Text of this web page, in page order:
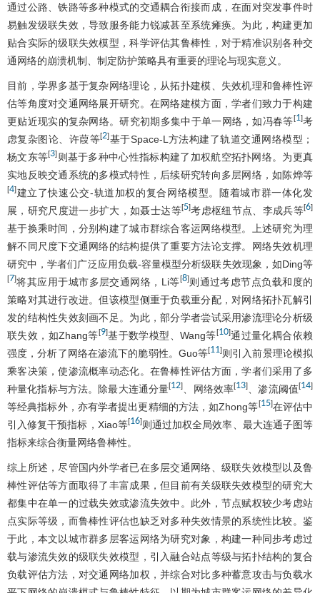
通过公路、铁路等多种模式的交通耦合衔接而成，在面对突发事件时
易触发级联失效，导致服务能力锐减甚至系统瘫痪。为此，构建更加
贴合实际的级联失效模型，科学评估其鲁棒性，对于精准识别各种交
通网络的崩溃机制、制定防护策略具有重要的理论与现实意义。
目前，学界多基于复杂网络理论，从拓扑建模、失效机理和鲁棒性评
估等角度对交通网络展开研究。在网络建模方面，学者们致力于构建
更贴近现实的复杂网络。研究初期多集中于单一网络，如冯春等[1]考
虑复杂图论、许葭等[2]基于Space-L方法构建了轨道交通网络模型；
杨文东等[3] 则基于多种中心性指标构建了加权航空拓扑网络。为更真
实地反映交通系统的多模式特性，后续研究转向多层网络，如陈烨等
[4]建立了快速公交-轨道加权的复合网络模型。随着城市群一体化发
展，研究尺度进一步扩大，如聂士达等[5]考虑枢纽节点、李成兵等[6]
基于换乘时间，分别构建了城市群综合客运网络模型。上述研究为理
解不同尺度下交通网络的结构提供了重要方法论支撑。网络失效机理
研究中，学者们广泛应用负载-容量模型分析级联失效现象，如Ding等
[7]将其应用于城市多层交通网络，Li等[8]则通过考虑节点负载和度的
策略对其进行改进。但该模型侧重于负载重分配，对网络拓扑瓦解引
发的结构性失效刻画不足。为此，部分学者尝试采用渗流理论分析级
联失效，如Zhang等[9]基于数学模型、Wang等[10]通过量化耦合依赖
强度，分析了网络在渗流下的脆弱性。Guo等[11]则引入前景理论模拟
乘客决策，使渗流概率动态化。在鲁棒性评估方面，学者们采用了多
种量化指标与方法。除最大连通分量[12] 、网络效率[13] 、渗流阈值[14]
等经典指标外，亦有学者提出更精细的方法，如Zhong等[15]在评估中
引入修复干预指标，Xiao等[16]则通过加权全局效率、最大连通子图等
指标来综合衡量网络鲁棒性。
综上所述，尽管国内外学者已在多层交通网络、级联失效模型以及鲁
棒性评估等方面取得了丰富成果，但目前有关级联失效模型的研究大
都集中在单一的过载失效或渗流失效中。此外，节点赋权较少考虑站
点实际等级，而鲁棒性评估也缺乏对多种失效情景的系统性比较。鉴
于此，本文以城市群多层客运网络为研究对象，构建一种同步考虑过
载与渗流失效的级联失效模型，引入融合站点等级与拓扑结构的复合
负载评估方法，对交通网络加权，并综合对比多种蓄意攻击与负载水